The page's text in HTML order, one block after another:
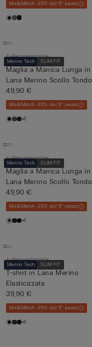
Mix&Match -20% dal 5° pezzo
Merino Tech SLIM FIT
Personalizzabile
Maglia a Manica Lunga in
Lana Merino Scollo Tondo
49,90 €
Mix&Match -20% dal 5° pezzo
+1
Merino Tech SLIM FIT
Personalizzabile
Maglia a Manica Lunga in
Lana Merino Scollo Tondo
49,90 €
Mix&Match -20% dal 5° pezzo
+1
Merino Tech SLIM FIT
Personalizzabile
T-shirt in Lana Merino
Elasticizzata
39,90 €
Mix&Match -20% dal 5° pezzo
+1